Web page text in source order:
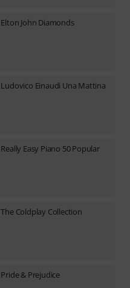
Elton John Diamonds
Ludovico Einaudi Una Mattina
Really Easy Piano 50 Popular
The Coldplay Collection
Pride & Prejudice